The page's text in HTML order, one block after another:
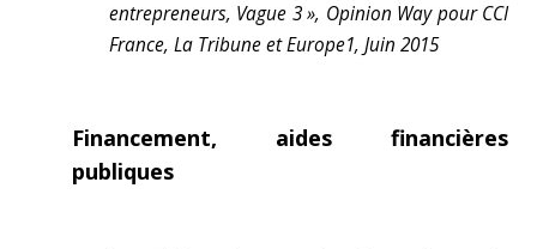
entrepreneurs, Vague 3 », Opinion Way pour CCI
France, La Tribune et Europe1, Juin 2015
Financement, aides financières
publiques